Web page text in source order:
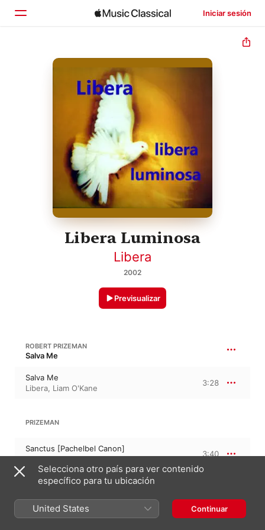
Iniciar sesión
Inicio
Libera Luminosa
Libera
2002
Previsualizar
ROBERT PRIZEMAN
Salva Me
Salva Me
Libera, Liam O'Kane
3:28
PRIZEMAN
Sanctus [Pachelbel Canon]
Libera
3:40
ROBERT PRIZEMAN
Agnus Dei
Agnus Dei
Selecciona otro país para ver contenido
específico para tu ubicación
United States Continuar